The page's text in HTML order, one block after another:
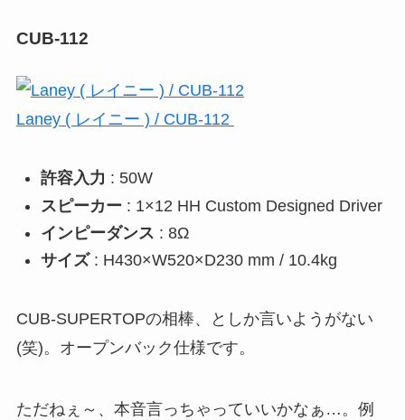
CUB-112
Laney ( レイニー ) / CUB-112
許容入力 : 50W
スピーカー : 1×12 HH Custom Designed Driver
インピーダンス : 8Ω
サイズ: H430×W520×D230 mm / 10.4kg
CUB-SUPERTOPの相棒、としか言いようがない
(笑)。オープンバック仕様です。
ただねぇ～、本音言っちゃっていいかなぁ…。例